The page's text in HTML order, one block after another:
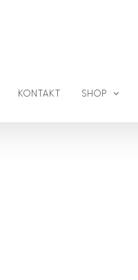
KONTAKT SHOP